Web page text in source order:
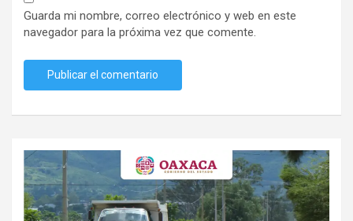
Guarda mi nombre, correo electrónico y web en este
navegador para la próxima vez que comente.